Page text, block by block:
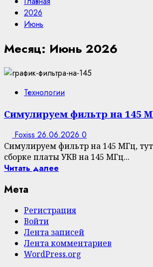
2026
Июнь
Месяц: Июнь 2026
Технологии
Симулируем фильтр на 145
Foxiss 26.06.2026 0
Симулируем фильтр на 145 МГц,
сборке платы УКВ на 145 МГц...
Читать далее
Мета
Регистрация
Войти
Лента записей
Лента комментариев
WordPress.org